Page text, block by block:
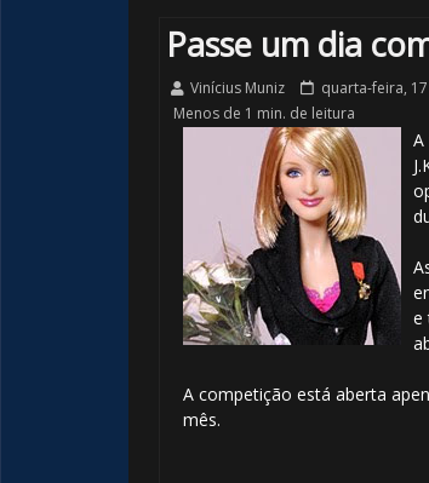
Passe um dia
Vinícius Muniz quarta-feira,
Menos de 1 min. de leitura
A
e
A competição está aberta
mês.
1️⃣ 8️⃣